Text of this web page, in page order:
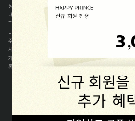
상호
(주)해피프린스
대표
이화진
TEL
E-MAIL
주소
사업자등록번호
개인정보관리자
이화진
통신판매신고번호
제 2018-서울종로-1384 호[사업
COPYRIGHT(C) (주)해피프린스 ALL